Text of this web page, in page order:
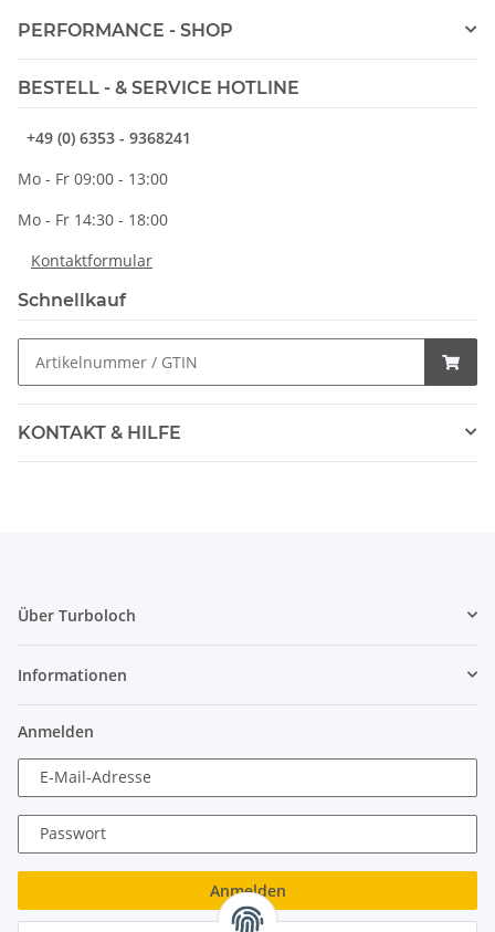
PERFORMANCE - SHOP
BESTELL - & SERVICE HOTLINE
+49 (0) 6353 - 9368241
Mo - Fr 09:00 - 13:00
Mo - Fr 14:30 - 18:00
Kontaktformular
Schnellkauf
KONTAKT & HILFE
Über Turboloch
Informationen
Anmelden
E-Mail-Adresse
Passwort
Anmelden